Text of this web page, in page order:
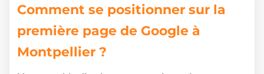
Comment se positionner sur la
première page de Google à
Montpellier ?